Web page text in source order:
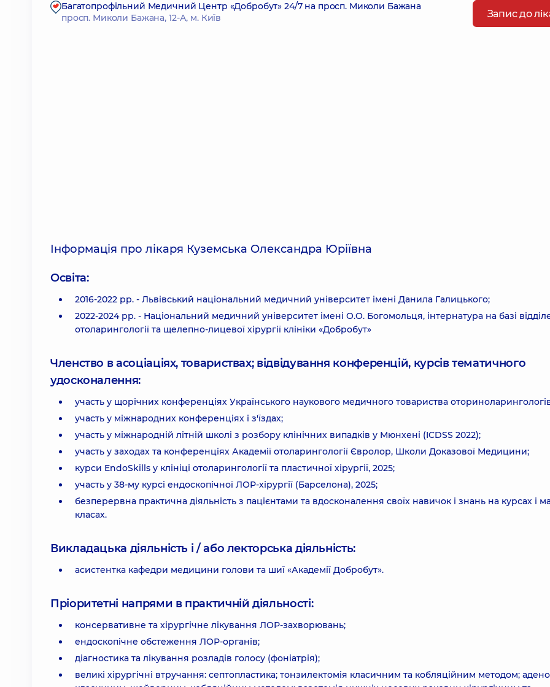
Багатопрофільний Медичний Центр «Добробут» 24/7 на просп. Миколи Бажана
просп. Миколи Бажана, 12-А, м. Київ
Запис до
Інформація про лікаря Куземська Олександра Юріївна
Освіта:
2016-2022 рр. - Львівський національний медичний університет імені Данила Галицького;
2022-2024 рр. - Національний медичний університет імені О.О. Богомольця, інтернатура на базі
отоларингології та щелепно-лицевої хірургії клініки «Добробут»
Членство в асоціаціях, товариствах; відвідування конференцій, курсів тематичного
удосконалення:
участь у щорічних конференціях Українського наукового медичного товариства
участь у міжнародних конференціях і з'їздах;
участь у міжнародній літній школі з розбору клінічних випадків у Мюнхені (ICDSS 2022);
участь у заходах та конференціях Академії отоларингології Євролор, Школи Доказової Медицини;
курси EndoSkills у клініці отоларингології та пластичної хірургії, 2025;
участь у 38-му курсі ендоскопічної ЛОР-хірургії (Барселона), 2025;
безперервна практична діяльність з пацієнтами та вдосконалення своїх навичок і знань на курсах і
класах.
Викладацька діяльність і / або лекторська діяльність:
асистентка кафедри медицини голови та шиї «Академії Добробут».
Пріоритетні напрями в практичній діяльності:
консервативне та хірургічне лікування ЛОР-захворювань;
ендоскопічне обстеження ЛОР-органів;
діагностика та лікування розладів голосу (фоніатрія);
великі хірургічні втручання: септопластика; тонзилектомія класичним та кобляційним методом;